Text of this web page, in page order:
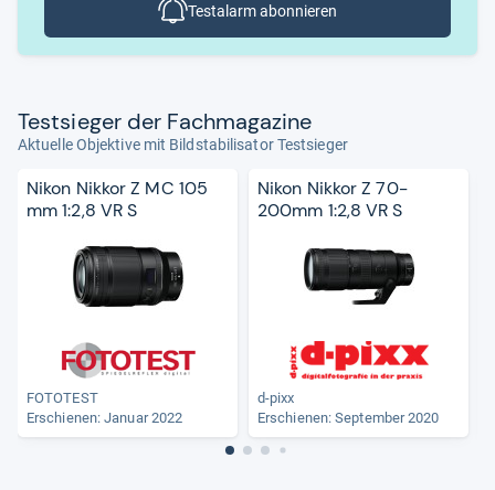
Testalarm abonnieren
Test­sie­ger der Fach­ma­ga­zine
Aktuelle Objektive mit Bildstabilisator Testsieger
Nikon Nikkor Z MC 105
mm 1:2,8 VR S
FOTOTEST
Erschienen: Januar 2022
Nikon Nikkor Z 70-
200mm 1:2,8 VR S
d-pixx
Erschienen: September 2020